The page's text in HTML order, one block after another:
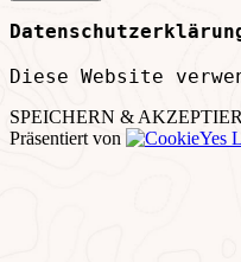
Diese Website
SPEICHERN &
Präsentiert von